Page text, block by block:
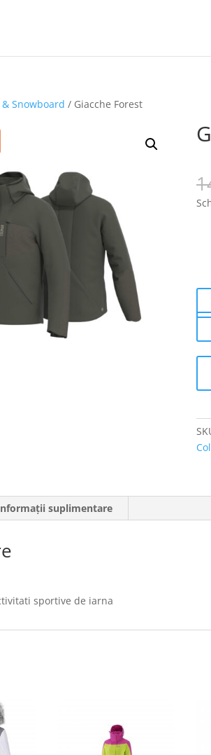
& Snowboard / Giacche Forest
suplimentare
sportive de iarna